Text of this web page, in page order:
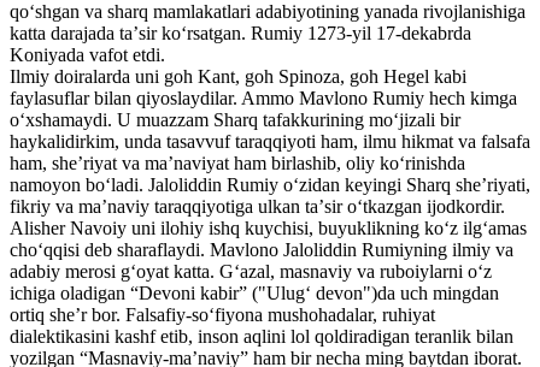
qoʻshgan va sharq mamlakatlari adabiyotining yanada rivojlanishiga
katta darajada taʼsir koʻrsatgan. Rumiy 1273-yil 17-dekabrda
Koniyada vafot etdi.
Ilmiy doiralarda uni goh Kant, goh Spinoza, goh Hegel kabi
faylasuflar bilan qiyoslaydilar. Ammo Mavlono Rumiy hech kimga
oʻxshamaydi. U muazzam Sharq tafakkurining moʻjizali bir
haykalidirkim, unda tasavvuf taraqqiyoti ham, ilmu hikmat va falsafa
ham, sheʼriyat va maʼnaviyat ham birlashib, oliy koʻrinishda
namoyon boʻladi. Jaloliddin Rumiy oʻzidan keyingi Sharq sheʼriyati,
fikriy va maʼnaviy taraqqiyotiga ulkan taʼsir oʻtkazgan ijodkordir.
Alisher Navoiy uni ilohiy ishq kuychisi, buyuklikning koʻz ilgʻamas
choʻqqisi deb sharaflaydi. Mavlono Jaloliddin Rumiyning ilmiy va
adabiy merosi gʻoyat katta. Gʻazal, masnaviy va ruboiylarni oʻz
ichiga oladigan “Devoni kabir” ("Ulugʻ devon")da uch mingdan
ortiq sheʼr bor. Falsafiy-soʻfiyona mushohadalar, ruhiyat
dialektikasini kashf etib, inson aqlini lol qoldiradigan teranlik bilan
yozilgan “Masnaviy-maʼnaviy” ham bir necha ming baytdan iborat.